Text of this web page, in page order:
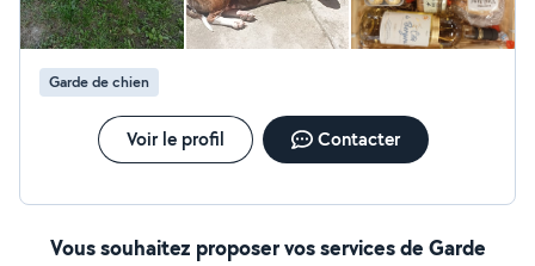
Garde de chien
Voir le profil Contacter
Vous souhaitez proposer vos services de Garde